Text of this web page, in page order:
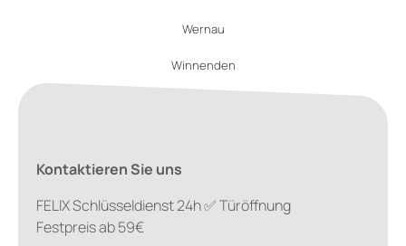
Wernau
Winnenden
Kontaktieren Sie uns
FELIX Schlüsseldienst 24h ✅ Türöffnung
Festpreis ab 59€